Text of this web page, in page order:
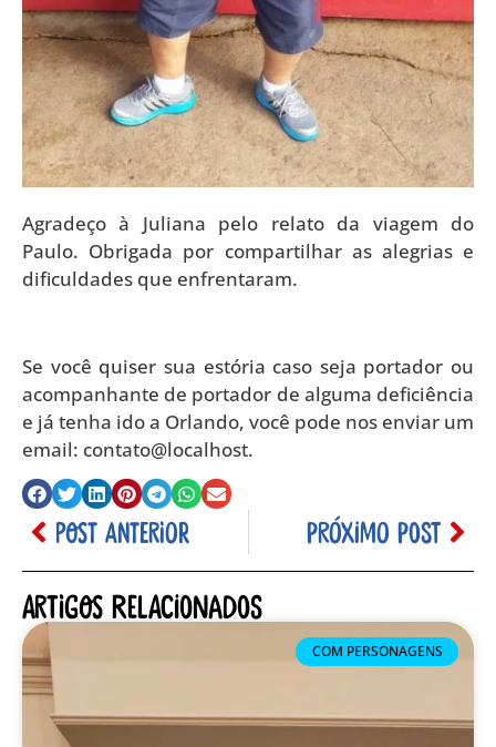
Agradeço à Juliana pelo relato da viagem do
Paulo. Obrigada por compartilhar as alegrias e
dificuldades que enfrentaram.
Se você quiser sua estória caso seja portador ou
acompanhante de portador de alguma deficiência
e já tenha ido a Orlando, você pode nos enviar um
email: contato@localhost.
POST ANTERIOR PRÓXIMO POST
Artigos relacionados
COM PERSONAGENS